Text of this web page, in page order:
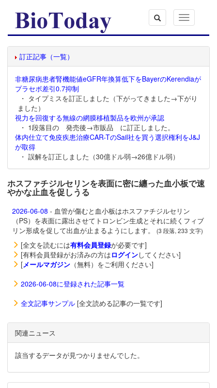
Toggle
navigation
訂正記事（一覧）
非糖尿病患者腎機能値eGFR年換算低下をBayerのKerendiaが
プラセボ差引0.7抑制
・ タイプミスを訂正しました（下がってきました→下がり
ました）
視力を回復する無線の網膜移植製品を欧州が承認
・ 1段落目の 発売後→市販品 に訂正しました。
体内仕立て免疫疾患治療CAR-TのSail社を買う選択権利をJ&J
が取得
・ 誤解を訂正しました（30億ドル弱→26億ドル弱）
ホスファチジルセリンを表面に密に纏った血小板で速
やかな止血を促しうる
2026-06-08 - 血管が傷むと血小板はホスファチジルセリン
（PS）を表面に露出させてトロンビン生成とそれに続くフィブ
リン形成を促して出血が止まるようにします。
(3 段落, 233 文字)
[全文を読むには有料会員登録が必要です]
[有料会員登録がお済みの方はログインしてください]
[メールマガジン （無料）をご利用ください]
2026-06-08に登録された記事一覧
全文記事サンプル [全文読める記事の一覧です]
関連ニュース
該当するデータが見つかりませんでした。